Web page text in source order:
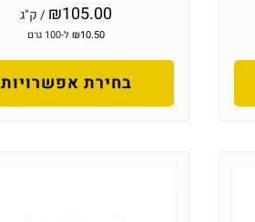
₪105.00 / ק"ג
₪10.50 ל-100 גרם
בחירת אפשרויות